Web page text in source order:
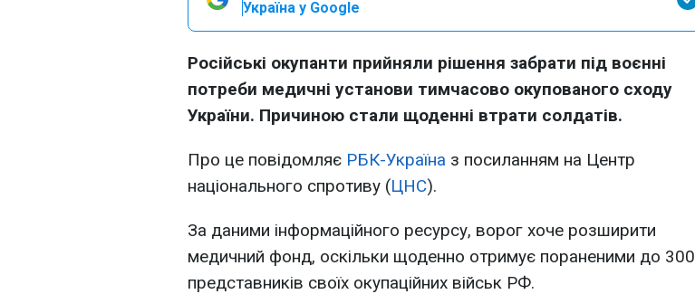
Україна у Google
Російські окупанти прийняли рішення забрати під воєнні
потреби медичні установи тимчасово окупованого сходу
України. Причиною стали щоденні втрати солдатів.
Про це повідомляє РБК-Україна з посиланням на Центр
національного спротиву (ЦНС).
За даними інформаційного ресурсу, ворог хоче розширити
медичний фонд, оскільки щоденно отримує пораненими до 300
представників своїх окупаційних військ РФ.